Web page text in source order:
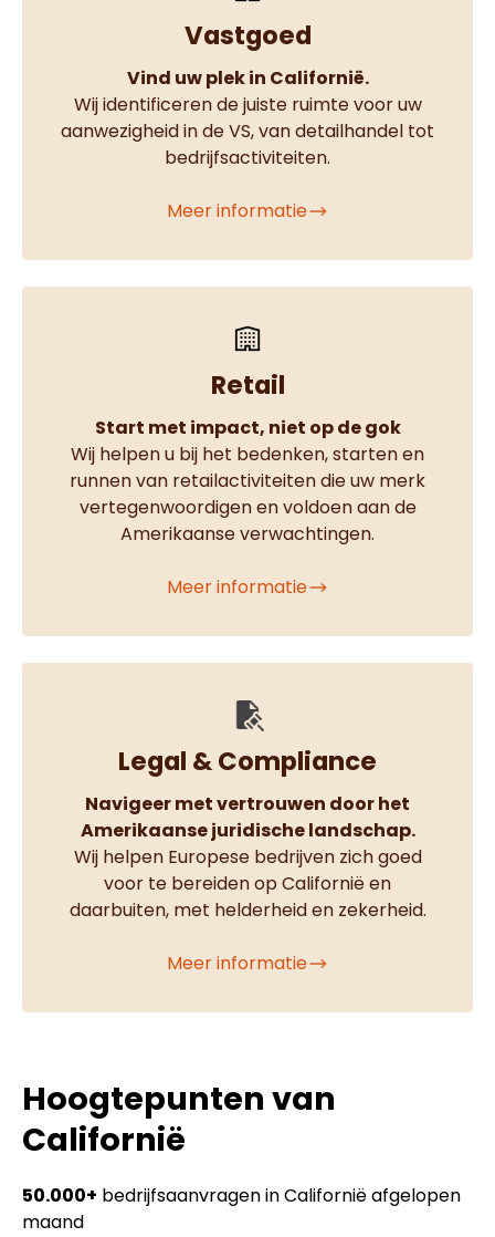
Vastgoed
Vind uw plek in Californië.
Wij identificeren de juiste ruimte voor uw
aanwezigheid in de VS, van detailhandel tot
bedrijfsactiviteiten.
Meer informatie
Retail
Start met impact, niet op de gok
Wij helpen u bij het bedenken, starten en
runnen van retailactiviteiten die uw merk
vertegenwoordigen en voldoen aan de
Amerikaanse verwachtingen.
Meer informatie
Legal & Compliance
Navigeer met vertrouwen door het
Amerikaanse juridische landschap.
Wij helpen Europese bedrijven zich goed
voor te bereiden op Californië en
daarbuiten, met helderheid en zekerheid.
Meer informatie
Hoogtepunten van
Californië
50.000+ bedrijfsaanvragen in Californië afgelopen
maand